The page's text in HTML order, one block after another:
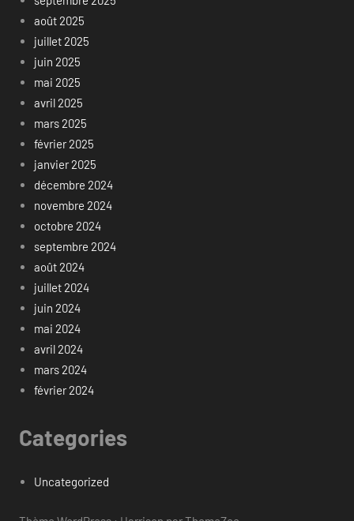
août 2025
juillet 2025
juin 2025
mai 2025
avril 2025
mars 2025
février 2025
janvier 2025
décembre 2024
novembre 2024
octobre 2024
septembre 2024
août 2024
juillet 2024
juin 2024
mai 2024
avril 2024
mars 2024
février 2024
Categories
Uncategorized